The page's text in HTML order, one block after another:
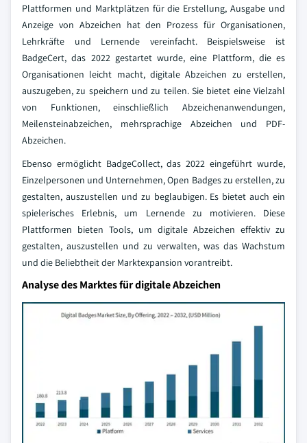
Plattformen und Marktplätzen für die Erstellung, Ausgabe und
Anzeige von Abzeichen hat den Prozess für Organisationen,
Lehrkräfte und Lernende vereinfacht. Beispielsweise ist
BadgeCert, das 2022 gestartet wurde, eine Plattform, die es
Organisationen leicht macht, digitale Abzeichen zu erstellen,
auszugeben, zu speichern und zu teilen. Sie bietet eine Vielzahl
von Funktionen, einschließlich Abzeichenanwendungen,
Meilensteinabzeichen, mehrsprachige Abzeichen und PDF-
Abzeichen.
Ebenso ermöglicht BadgeCollect, das 2022 eingeführt wurde,
Einzelpersonen und Unternehmen, Open Badges zu erstellen, zu
gestalten, auszustellen und zu beglaubigen. Es bietet auch ein
spielerisches Erlebnis, um Lernende zu motivieren. Diese
Plattformen bieten Tools, um digitale Abzeichen effektiv zu
gestalten, auszustellen und zu verwalten, was das Wachstum
und die Beliebtheit der Marktexpansion vorantreibt.
Analyse des Marktes für digitale Abzeichen